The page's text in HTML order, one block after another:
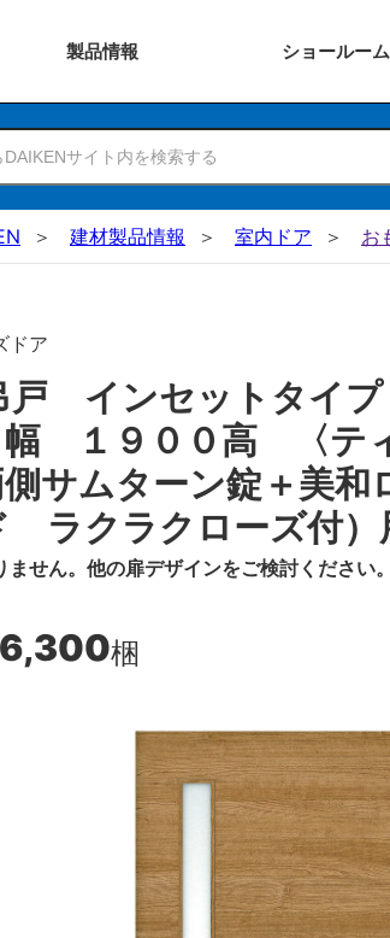
製品情報 ショールーム
建材製品情報 室内ドア お
ドア
戸 インセットタイ
１９００高 〈テ
ムターン錠＋美和
ラクラクローズ付）
せん。他の扉デザインをご検討ください。
梱